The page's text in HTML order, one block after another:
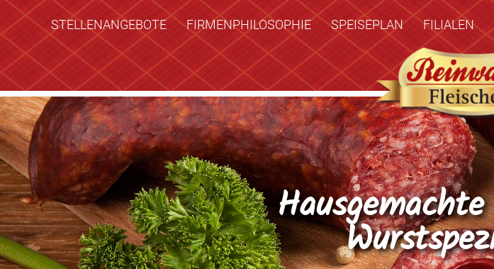
STELLENANGEBOTE FIRMENPHILOSOPHIE SPEISEPLAN FILIALEN